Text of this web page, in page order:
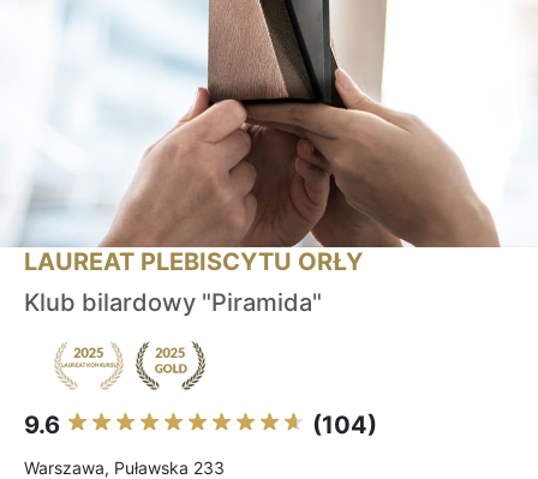
LAUREAT PLEBISCYTU ORŁY
Klub bilardowy "Piramida"
9.6 (104)
Warszawa, Puławska 233